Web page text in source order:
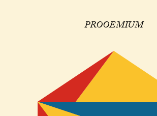
PROOEMIUM